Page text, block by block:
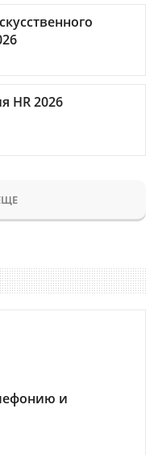
HR 2026
и